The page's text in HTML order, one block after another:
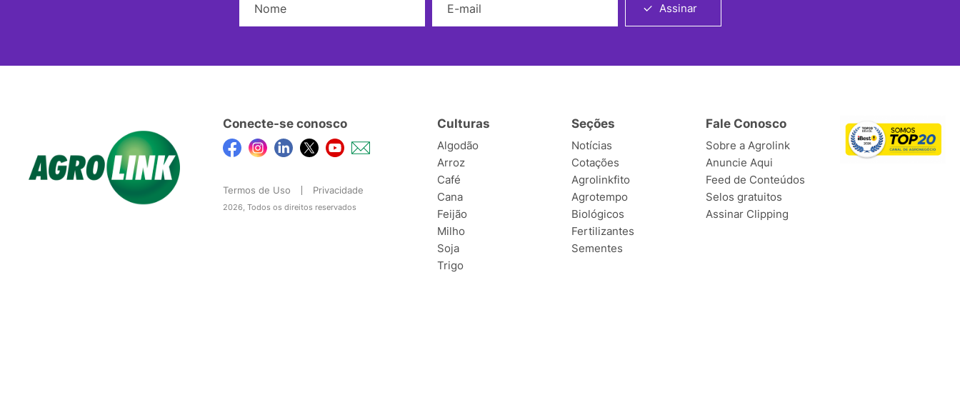
Assinar
Conecte-se conosco
Termos de Uso Privacidade
2026, Todos os direitos reservados
Culturas
Algodão
Arroz
Café
Cana
Feijão
Milho
Soja
Trigo
Seções
Notícias
Cotações
Agrolinkfito
Agrotempo
Biológicos
Fertilizantes
Sementes
Fale Conosco
Sobre a Agrolink
Anuncie Aqui
Feed de Conteúdos
Selos gratuitos
Assinar Clipping